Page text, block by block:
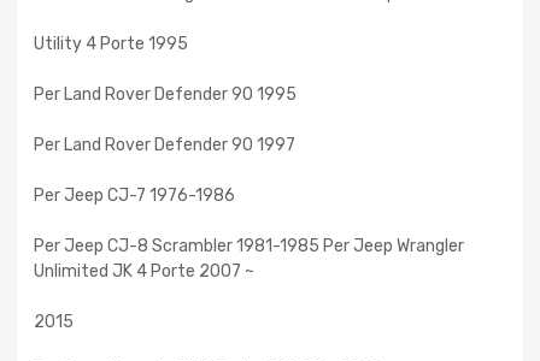
Utility 4 Porte 1995
Per Land Rover Defender 90 1995
Per Land Rover Defender 90 1997
Per Jeep CJ-7 1976-1986
Per Jeep CJ-8 Scrambler 1981-1985 Per Jeep Wrangler
Unlimited JK 4 Porte 2007 ~
2015